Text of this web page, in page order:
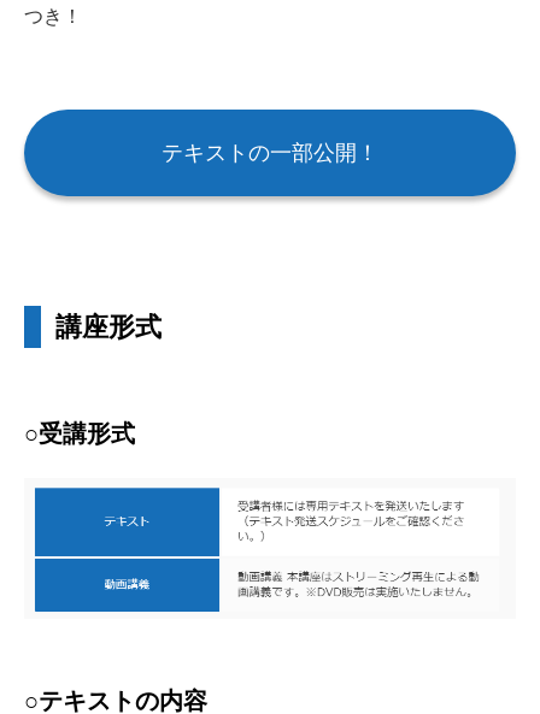
つき！
テキストの一部公開！
講座形式
○受講形式
○テキストの内容